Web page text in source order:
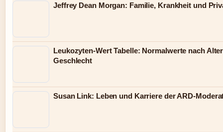
Jeffrey Dean Morgan: Familie, Krankheit und
Leukozyten-Wert Tabelle: Normalwerte nach
Geschlecht
Susan Link: Leben und Karriere der ARD-